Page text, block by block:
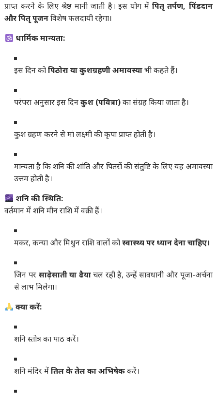
प्राप्त करने के लिए श्रेष्ठ मानी जाती है। इस योग मेंपितृ तर्पण, पिंडदान
और पितृ पूजनविशेष फलदायी रहेगा।
धार्मिक मान्यता:
इस दिन कोपिठोरा या कुशग्रहणी अमावस्याभी कहते हैं।
परंपरा अनुसार इस दिनकुश (पवित्रा)का संग्रह किया जाता है।
कुश ग्रहण करने से मां लक्ष्मी की कृपा प्राप्त होती है।
मान्यता है कि शनि की शांति और पितरों की संतुष्टि के लिए यह अमावस्या
उत्तम होती है।
शनि की स्थिति:
वर्तमान में शनि मीन राशि में वक्री हैं।
मकर, कन्या और मिथुन राशि वालों कोस्वास्थ्य पर ध्यान देना चाहिए।
जिन पर साढ़ेसाती या ढैयाचल रही है, उन्हें सावधानी और पूजा-अर्चना
से लाभ मिलेगा।
क्या करें:
शनि स्तोत्र का पाठ करें।
शनि मंदिर मेंतिल के तेल का अभिषेककरें।